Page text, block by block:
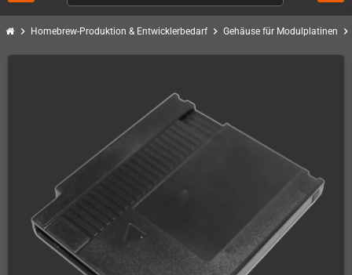
chevron_right Homebrew-Produktion & Entwicklerbedarf chevron_right Gehäuse für Modulplatinen chevron_right